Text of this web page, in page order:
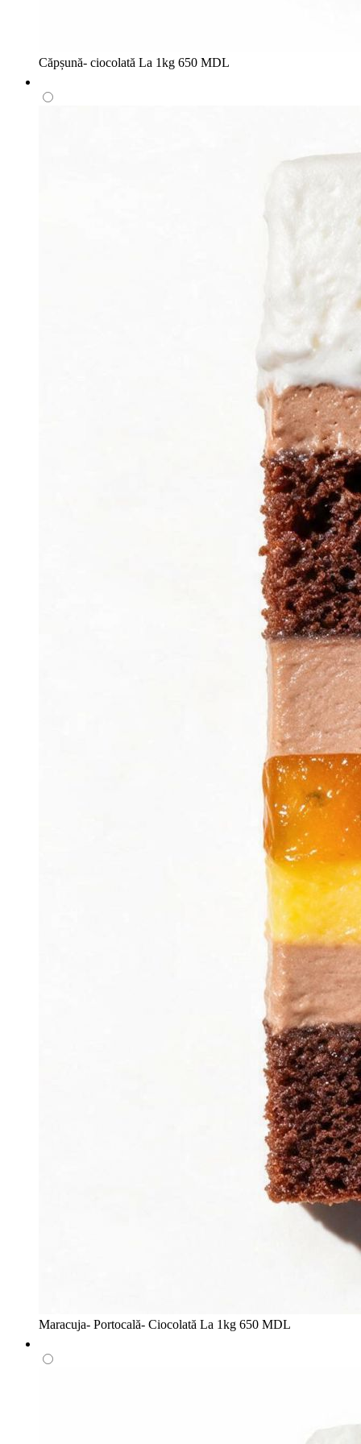
Căpșună- ciocolată La 1kg 650 MDL
Maracuja- Portocală- Ciocolată La 1kg 650 MDL